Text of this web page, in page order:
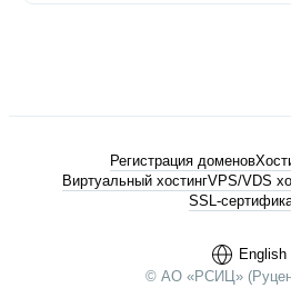
English
© АО «РСИЦ»
Регистрация доменов
Виртуальный хостингVPS/VDS
SSL-